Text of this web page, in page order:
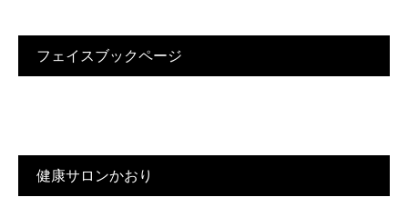
フェイスブックページ
健康サロンかおり